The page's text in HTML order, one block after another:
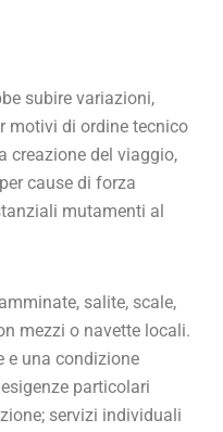
subire variazioni,
motivi di ordine tecnico
creazione del viaggio,
cause di forza
mutamenti al
salite, scale,
mezzi o navette locali.
e una condizione
particolari
servizi individuali